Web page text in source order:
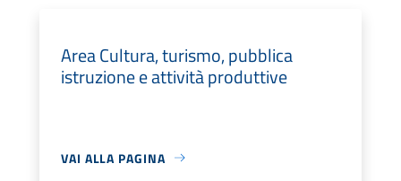
Area Cultura, turismo, pubblica
istruzione e attività produttive
VAI ALLA PAGINA